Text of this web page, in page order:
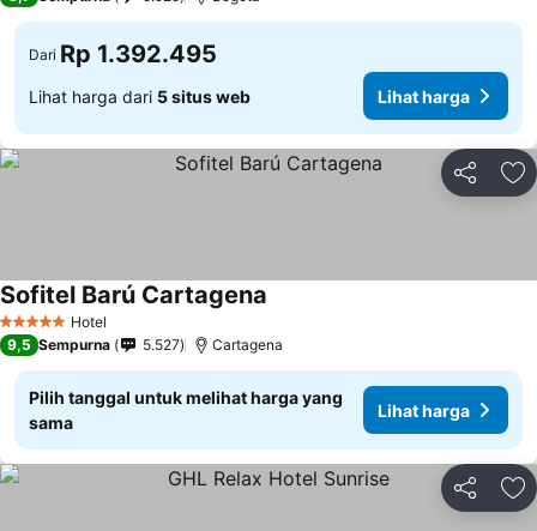
Dari Rp 1.392.495
Lihat harga dari 5 situs web Lihat harga
Bagikan
5 Bintang Hotel
Sofitel Barú Cartagena
9,5 Sempurna 5.527 Cartagena
Pilih tanggal untuk melihat harga yang
sama
Lihat harga
Bagikan